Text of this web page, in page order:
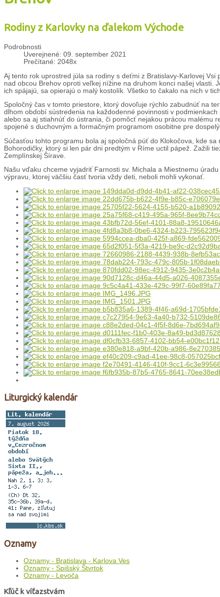
Rodiny z Karlovky na ďalekom Východe
Podrobnosti
Uverejnené: 09. september 2021
Prečítané: 2048x
Aj tento rok uprostred júla sa rodiny s deťmi z Bratislavy-Karlovej
nad obcou Brehov oproti veľkej nížine na druhom konci našej vlasti.
ich spájajú, sa opierajú o malý kostolík. Všetko to čakalo na nich v
Spoločný čas v tomto priestore, ktorý dovoľuje rýchlo zabudnúť na
dlhom období sústredenia na každodenné povinnosti v
alebo sa aj stiahnúť do ústrania, či pomôcť nejakou prácou malému
spojené s duchovným a formačným programom osobitne pre
Súčasťou tohto programu bola aj spoločná púť do Klokočova, kde
Bohorodičky, ktorý si len pár dni predtým v Ríme uctil pápež. Zažili
Zemplínskej Šírave.
Našu vďaku chceme vyjadriť Farnosti sv. Michala a Miestnemu
výpravu, ktorej väčšiu časť tvoria vždy deti, neboli mohli vykonať.
Liturgický kalendár
Oznamy
Oznamy - Bratislava - Karlova Ves
Oznamy - Spišský Štvrtok
Oznamy - Levoča
Kľúč k víťazstvám